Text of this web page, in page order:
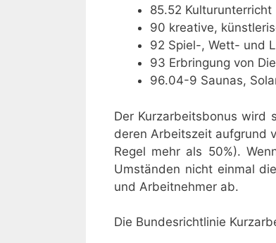
85.52 Kulturunterricht
90 kreative,
92 Spiel-, Wett- und
93 Erbringung von
96.04-9 Saunas,
Der Kurzarbeitsbonus wird
deren Arbeitszeit aufgrund
Regel mehr als 50%).
Umständen nicht einmal
und Arbeitnehmer ab.
Die Bundesrichtlinie